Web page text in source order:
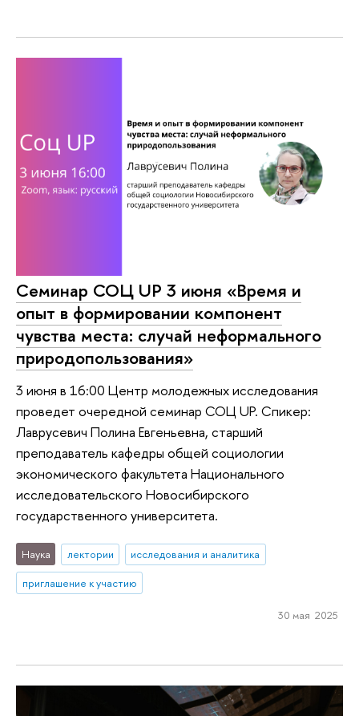
Семинар СОЦ UP 3 июня «Время и
опыт в формировании компонент
чувства места: случай неформального
природопользования»
3 июня в 16:00 Центр молодежных исследования
проведет очередной семинар СОЦ UP. Спикер:
Лаврусевич Полина Евгеньевна, старший
преподаватель кафедры общей социологии
экономического факультета Национального
исследовательского Новосибирского
государственного университета.
Наука лектории
исследования и аналитика
приглашение к участию
30 мая 2025